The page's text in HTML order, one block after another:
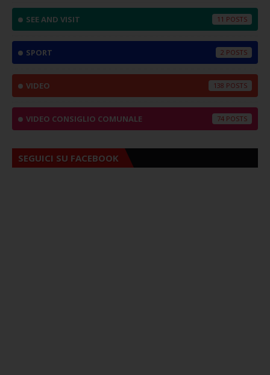
SEE AND VISIT 11
SPORT 2
VIDEO 138
VIDEO CONSIGLIO COMUNALE 74
SEGUICI SU FACEBOOK